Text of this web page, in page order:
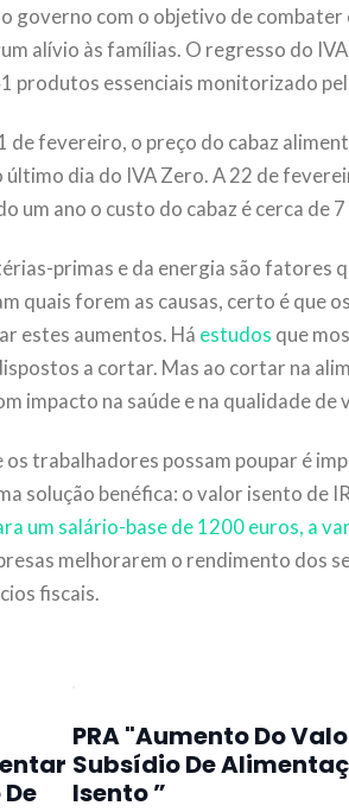
governo com o objetivo de
alívio às famílias. O regresso do
produtos essenciais monitorizado
de fevereiro, o preço do cabaz
último dia do IVA Zero. A 22 de
um ano o custo do cabaz é cerca de
primas e da energia são fatores
quais forem as causas, certo é que
estes aumentos. Há estudos que
a cortar. Mas ao cortar na
impacto na saúde e na qualidade de
os trabalhadores possam poupar é
solução benéfica: o valor isento de
um salário-base de 1200 euros, a
melhorarem o rendimento dos
fiscais.
PRA "Aumento Do
Subsídio De
Isento ”